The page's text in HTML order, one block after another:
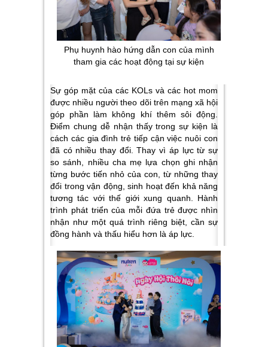
Phụ huynh hào hứng dẫn con của mình
tham gia các hoạt động tại sự kiện
Sự góp mặt của các KOLs và các hot mom
được nhiều người theo dõi trên mạng xã hội
góp phần làm không khí thêm sôi động
Điểm chung dễ nhận thấy trong sự kiện là
cách các gia đình trẻ tiếp cận việc nuôi con
đã có nhiều thay đổi. Thay vì áp lực từ sự
so sánh, nhiều cha mẹ lựa chọn ghi nhận
từng bước tiến nhỏ của con, từ những thay
đổi trong vận động, sinh hoạt đến khả năng
tương tác với thế giới xung quanh. Hành
trình phát triển của mỗi đứa trẻ được nhìn
nhận như một quá trình riêng biệt, cần sự
đồng hành và thấu hiểu hơn là áp lực.